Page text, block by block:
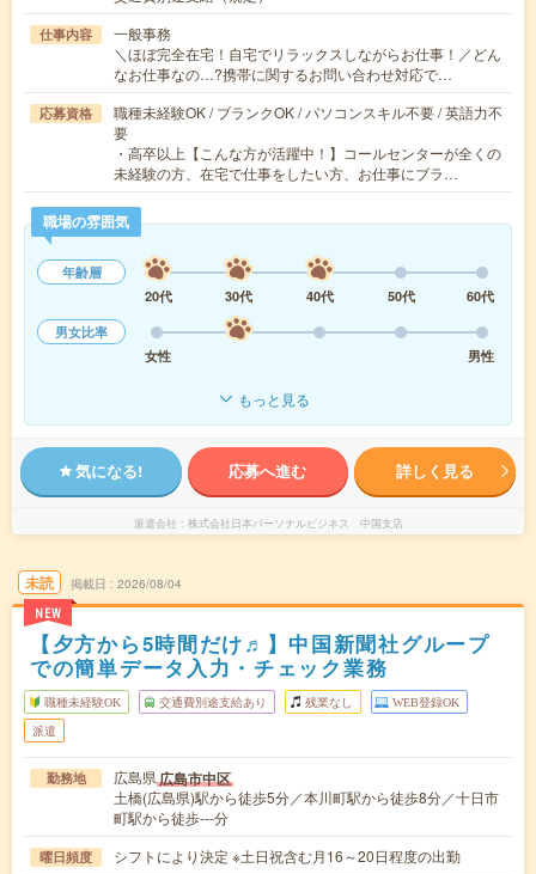
仕事内容
一般事務
＼ほぼ完全在宅！自宅でリラックスしながらお仕事！／どん
なお仕事なの…?携帯に関するお問い合わせ対応で…
応募資格
職種未経験OK / ブランクOK / パソコンスキル不要 / 英語力不
要
・高卒以上【こんな方が活躍中！】コールセンターが全くの
未経験の方、在宅で仕事をしたい方、お仕事にブラ…
職場の雰囲気
年齢層
20代
30代 40代 50代
60代
男女比率
女性
男性
もっと見る
気になる! 応募へ進む 詳しく見る
派遣会社 株式会社日本パーソナルビジネス 中国支店
未読
NEW
掲載日 2026/08/04
【夕方から5時間だけ♬】中国新聞社グループ
での簡単データ入力・チェック業務
職種未経験OK 交通費別途支給あり 残業なし WEB登録OK
派遣
勤務地 広島県広島市中区
土橋(広島県)駅から徒歩5分／本川町駅から徒歩8分／十日市
町駅から徒歩---分
曜日頻度 シフトにより決定 ※土日祝含む月16～20日程度の出勤